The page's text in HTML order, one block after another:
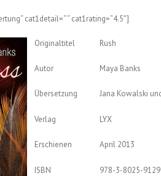
cat1detail=“ “ cat1rating=“4.5″]
Originaltitel Rush
Autor Maya Banks
Übersetzung Jana Kowalski
Verlag LYX
Erschienen April 2013
ISBN 978-3-8025-